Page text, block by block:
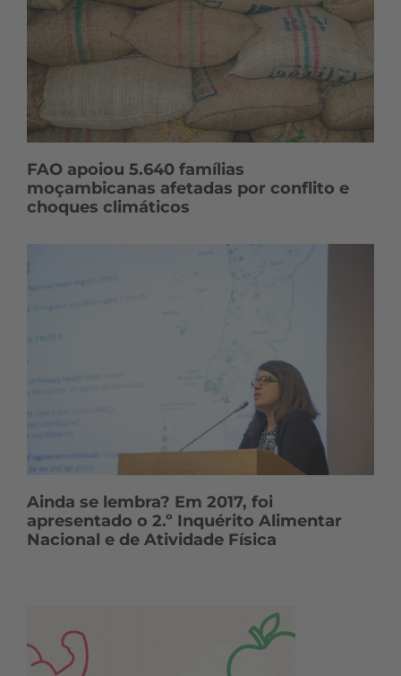
FAO apoiou 5.640 famílias
moçambicanas afetadas por conflito e
choques climáticos
Ainda se lembra? Em 2017, foi
apresentado o 2.º Inquérito Alimentar
Nacional e de Atividade Física